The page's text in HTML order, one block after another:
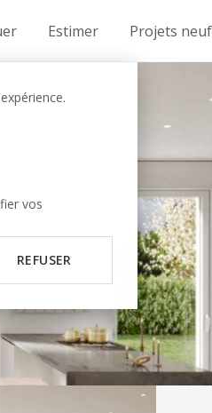
vos
REFUSER
Estimer Projets